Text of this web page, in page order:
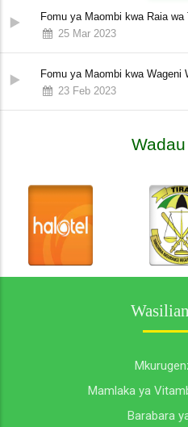
Fomu ya Maombi kwa Raia wa
25 Mar 2023
Fomu ya Maombi kwa Wageni
23 Feb 2023
Mamlaka ya
Barabara